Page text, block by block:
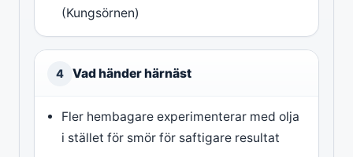
(Kungsörnen)
4 Vad händer härnäst
Fler hembagare experimenterar med olja
i stället för smör för saftigare resultat